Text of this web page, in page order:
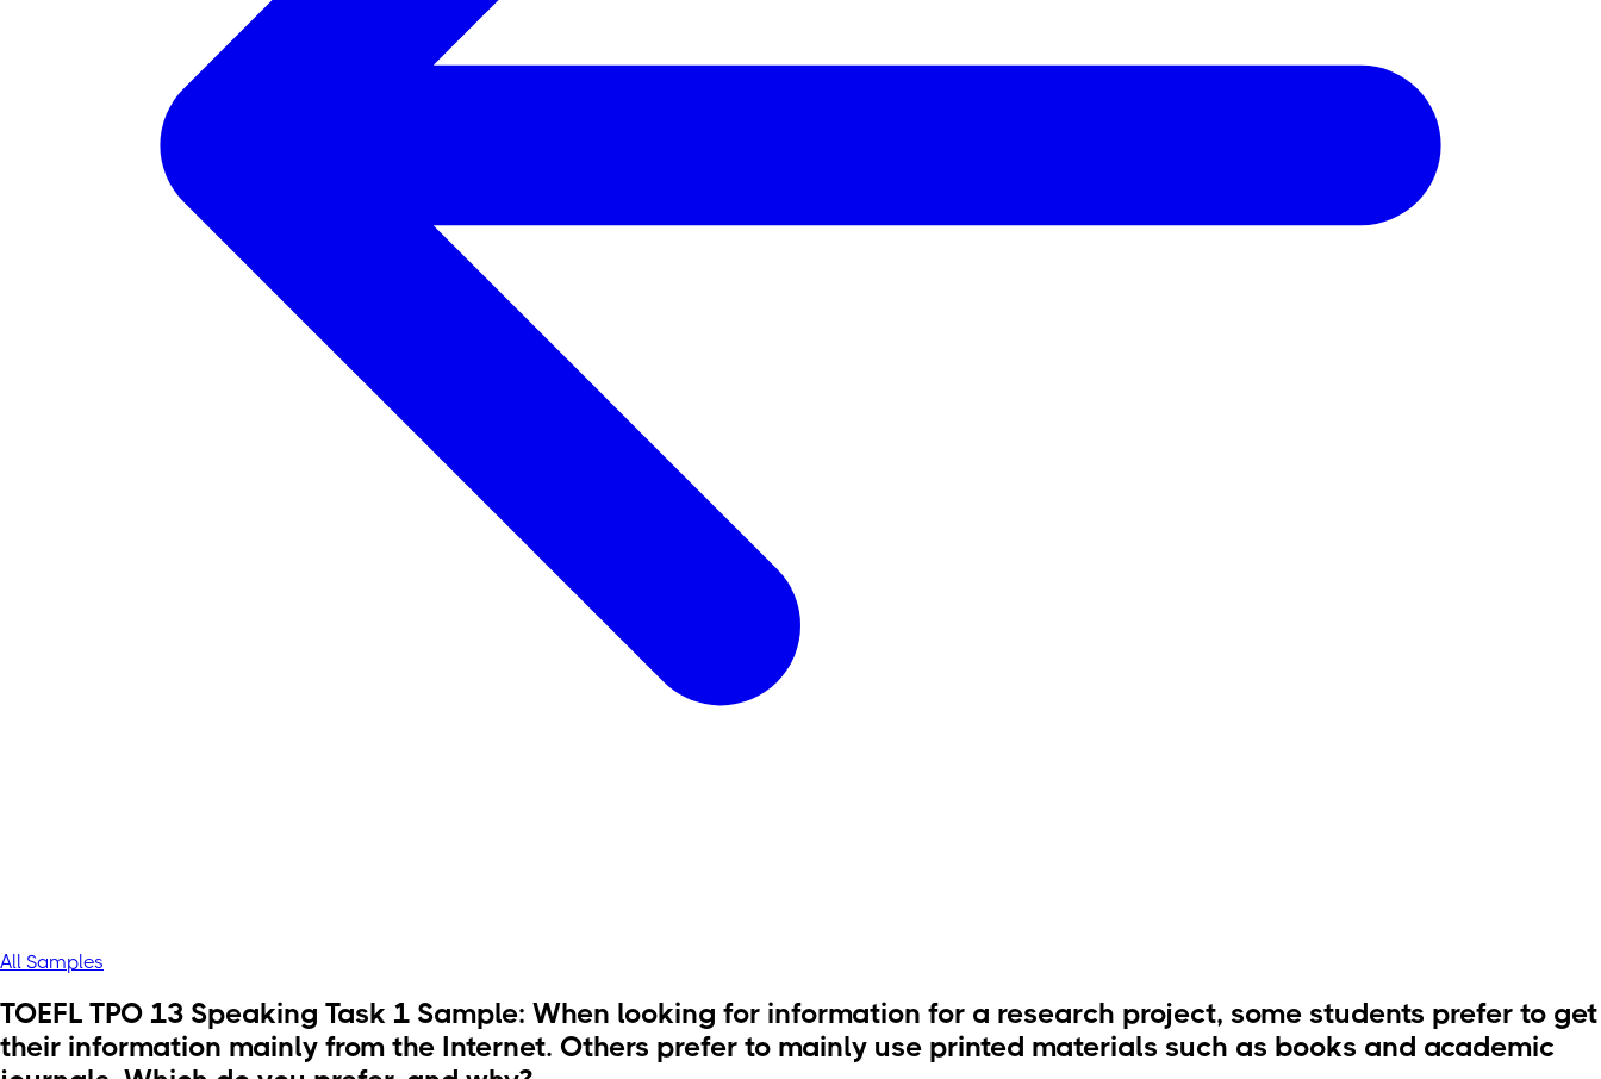
All Samples
TOEFL TPO 13 Speaking Task 1 Sample: When looking for information for a research project, some students prefer to get
their information mainly from the Internet. Others prefer to mainly use printed materials such as books and academic